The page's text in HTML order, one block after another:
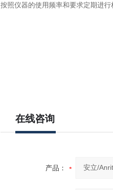
按照仪器的使用频率和要求定期进
在线咨询
产品：